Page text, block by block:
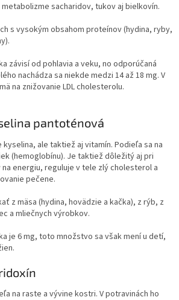
sacharidov, tukov aj bielkovín.
s vysokým obsahom proteínov (hydina, ryby,
závisí od pohlavia a veku, no odporúčaná
nachádza sa niekde medzi 14 až 18 mg. V
na znižovanie LDL cholesterolu.
pantoténová
ale taktiež aj vitamín. Podieľa sa na
(hemoglobínu). Je taktiež dôležitý aj pri
energiu, reguluje v tele zlý cholesterol a
pečene.
z mäsa (hydina, hovädzie a kačka), z rýb, z
a mliečnych výrobkov.
je 6 mg, toto množstvo sa však mení u detí,
na raste a vývine kostri. V potravinách ho